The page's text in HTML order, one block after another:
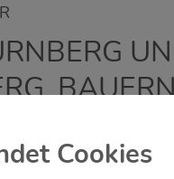
Bäuerinnen und
Cookies